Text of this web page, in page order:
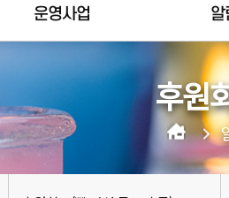
운영사업 알
후원